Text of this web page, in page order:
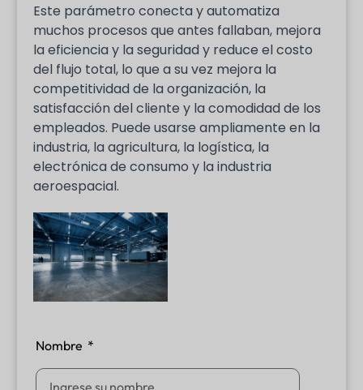
Este parámetro conecta y automatiza
muchos procesos que antes fallaban, mejora
la eficiencia y la seguridad y reduce el costo
del flujo total, lo que a su vez mejora la
competitividad de la organización, la
satisfacción del cliente y la comodidad de los
empleados. Puede usarse ampliamente en la
industria, la agricultura, la logística, la
electrónica de consumo y la industria
aeroespacial.
Nombre